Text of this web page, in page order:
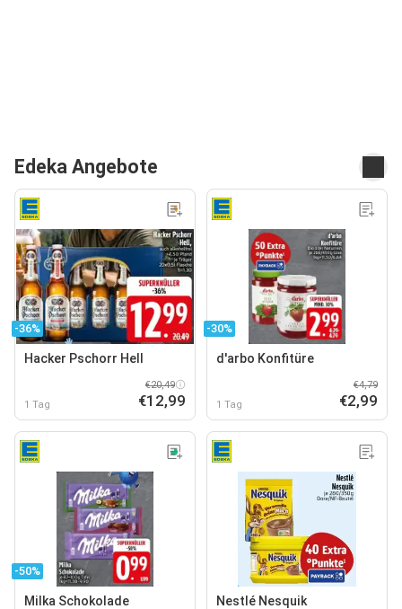
Edeka Angebote
-36%
Hacker Pschorr Hell
1 Tag
€20,49
€12,99
-30%
d'arbo Konfitüre
1 Tag
€4,79
€2,99
-50%
Milka Schokolade Nestlé Nesquik